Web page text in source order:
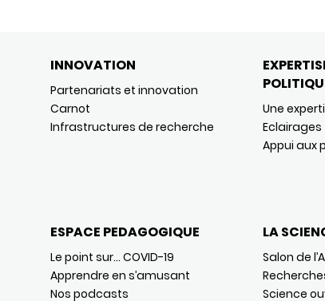
INNOVATION
Partenariats et innovation
Carnot
Infrastructures de recherche
Une
Eclairages
Appui aux
ESPACE PEDAGOGIQUE
Le point sur… COVID-19
Apprendre en s’amusant
Nos podcasts
LA
Salon de
Science